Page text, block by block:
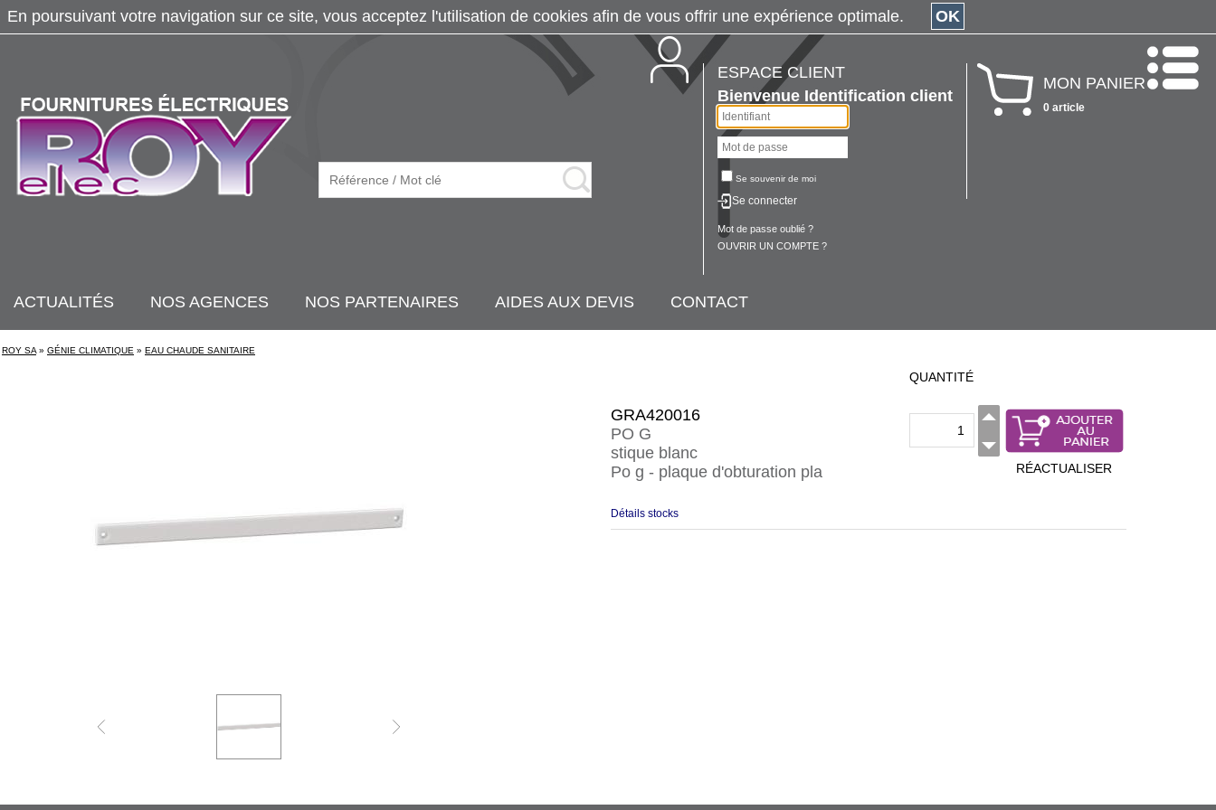
ESPACE CLIENT
Bienvenue Identification client
Se souvenir de moi
Se connecter
Mot de passe oublié ?
OUVRIR UN COMPTE ?
MON PANIER
0 article
ACTUALITÉS NOS AGENCES NOS PARTENAIRES AIDES AUX DEVIS CONTACT
ROY SA » GÉNIE CLIMATIQUE » EAU CHAUDE SANITAIRE
GRA420016
PO G
stique blanc
Po g - plaque d'obturation pla
QUANTITÉ
RÉACTUALISER
Détails stocks
En poursuivant votre navigation sur ce site, vous acceptez l'utilisation de cookies afin de vous offrir une expérience optimale. OK